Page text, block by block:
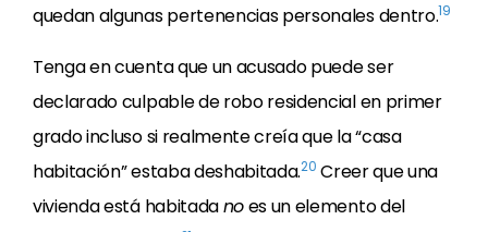
quedan algunas pertenencias personales dentro.19
Tenga en cuenta que un acusado puede ser
declarado culpable de robo residencial en primer
grado incluso si realmente creía que la “casa
habitación” estaba deshabitada.20 Creer que una
vivienda está habitadanoes un elemento del